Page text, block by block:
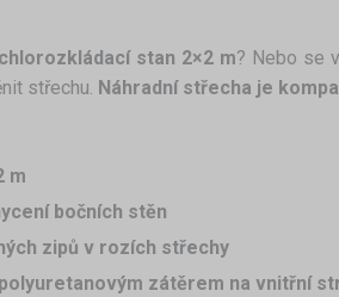
stan 2×2 m? Nebo se
střechu. Náhradní střecha je
m
bočních stěn
zipů v rozích střechy
zátěrem na vnitřní